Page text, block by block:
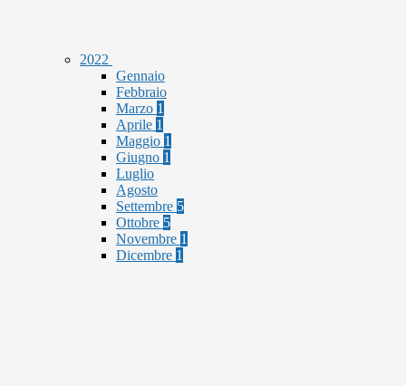
2022
Gennaio
Febbraio
Marzo 1
Aprile 1
Maggio 1
Giugno 1
Luglio
Agosto
Settembre 5
Ottobre 5
Novembre 1
Dicembre 1